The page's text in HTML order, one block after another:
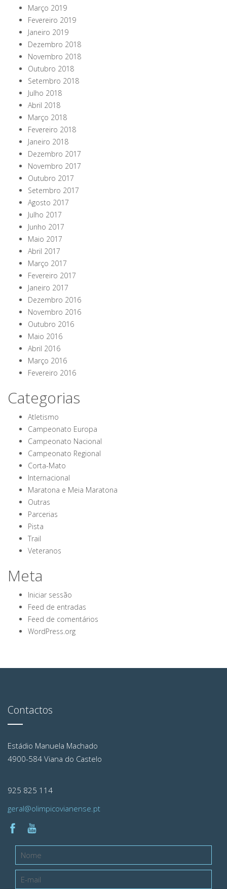
Março 2019
Fevereiro 2019
Janeiro 2019
Dezembro 2018
Novembro 2018
Outubro 2018
Setembro 2018
Julho 2018
Abril 2018
Março 2018
Fevereiro 2018
Janeiro 2018
Dezembro 2017
Novembro 2017
Outubro 2017
Setembro 2017
Agosto 2017
Julho 2017
Junho 2017
Maio 2017
Abril 2017
Março 2017
Fevereiro 2017
Janeiro 2017
Dezembro 2016
Novembro 2016
Outubro 2016
Maio 2016
Abril 2016
Março 2016
Fevereiro 2016
Categorias
Atletismo
Campeonato Europa
Campeonato Nacional
Campeonato Regional
Corta-Mato
Internacional
Maratona e Meia Maratona
Outras
Parcerias
Pista
Trail
Veteranos
Meta
Iniciar sessão
Feed de entradas
Feed de comentários
WordPress.org
Contactos
Estádio Manuela Machado
4900-584 Viana do Castelo
925 825 114
geral@olimpicovianense.pt